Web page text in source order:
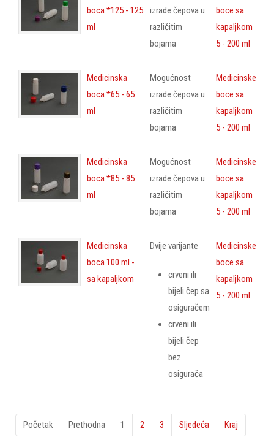
boca *125 - 125
ml
izrade čepova u
različitim
bojama
boce sa
kapaljkom
5 - 200 ml
Medicinska
boca *65 - 65
ml
Mogućnost
izrade čepova u
različitim
bojama
Medicinske
boce sa
kapaljkom
5 - 200 ml
Medicinska
boca *85 - 85
ml
Mogućnost
izrade čepova u
različitim
bojama
Medicinske
boce sa
kapaljkom
5 - 200 ml
Medicinska
boca 100 ml -
sa kapaljkom
Dvije varijante
crveni ili
bijeli čep sa
osiguračem
crveni ili
bijeli čep
bez
osigurača
Medicinske
boce sa
kapaljkom
5 - 200 ml
Početak Prethodna 1 2 3 Sljedeća Kraj